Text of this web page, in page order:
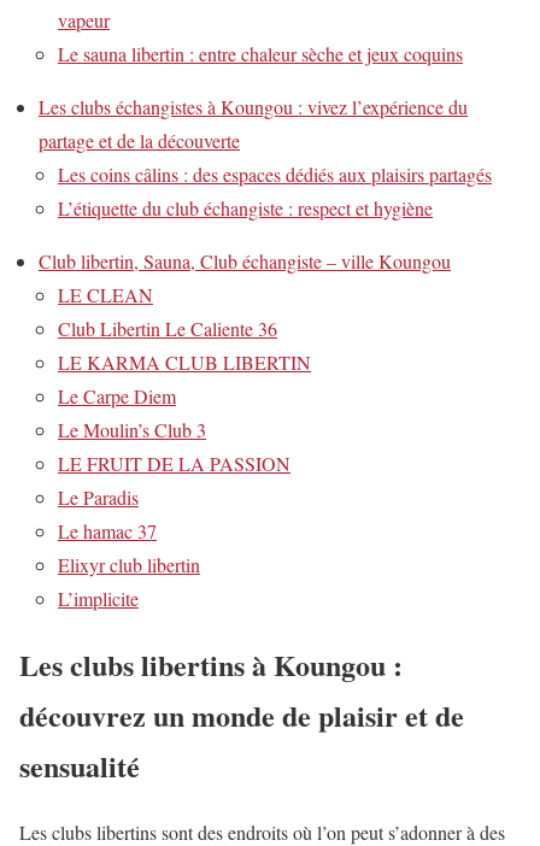
vapeur
Le sauna libertin : entre chaleur sèche et jeux coquins
Les clubs échangistes à Koungou : vivez l’expérience du
partage et de la découverte
Les coins câlins : des espaces dédiés aux plaisirs partagés
L’étiquette du club échangiste : respect et hygiène
Club libertin, Sauna, Club échangiste – ville Koungou
LE CLEAN
Club Libertin Le Caliente 36
LE KARMA CLUB LIBERTIN
Le Carpe Diem
Le Moulin’s Club 3
LE FRUIT DE LA PASSION
Le Paradis
Le hamac 37
Elixyr club libertin
L’implicite
Les clubs libertins à Koungou :
découvrez un monde de plaisir et de
sensualité
Les clubs libertins sont des endroits où l’on peut s’adonner à des